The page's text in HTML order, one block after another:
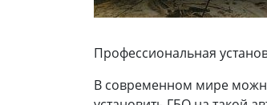
Профессиональная
В современном мире